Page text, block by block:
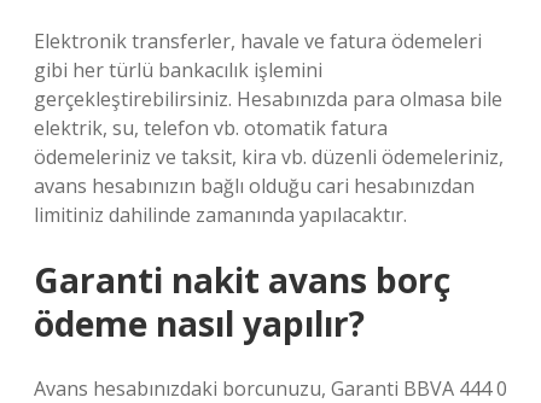
Elektronik transferler, havale ve fatura ödemeleri
gibi her türlü bankacılık işlemini
gerçekleştirebilirsiniz. Hesabınızda para olmasa bile
elektrik, su, telefon vb. otomatik fatura
ödemeleriniz ve taksit, kira vb. düzenli ödemeleriniz,
avans hesabınızın bağlı olduğu cari hesabınızdan
limitiniz dahilinde zamanında yapılacaktır.
Garanti nakit avans borç
ödeme nasıl yapılır?
Avans hesabınızdaki borcunuzu, Garanti BBVA 444 0